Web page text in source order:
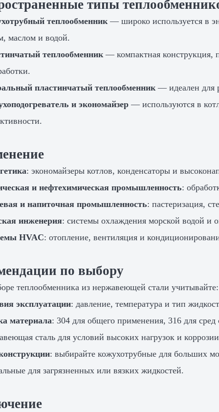
типы
теплообменник— широко используется в
маслом и водой.
теплообменник— компактная конструкция,
пластинчатый теплообменник— идеален для
и экономайзер — используются в
: экономайзеры котлов, конденсаторы и
и нефтехимическая промышленность:
и напиточная промышленность: пастеризация,
инженерия: системы охлаждения морской водой и
HVAC: отопление, вентиляция и
по выбору
теплообменника из нержавеющей стали учитывайте:
эксплуатации: давление, температура и тип
материала: 304 для общего применения, 316 для
сталь для условий высоких нагрузок и
: выбирайте кожухотрубные для больших
для загрязненных или вязких жидкостей.